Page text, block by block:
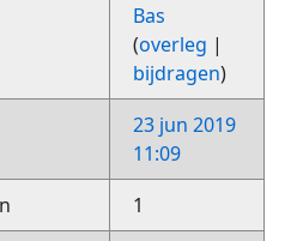
Bas
(overleg |
bijdragen)
23 jun 2019
11:09
1